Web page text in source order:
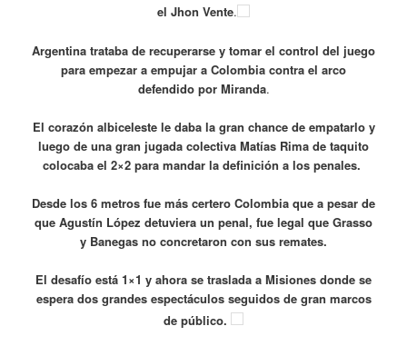
el Jhon Vente.
Argentina trataba de recuperarse y tomar el control del juego
para empezar a empujar a Colombia contra el arco
defendido por Miranda.
El corazón albiceleste le daba la gran chance de empatarlo y
luego de una gran jugada colectiva Matías Rima de taquito
colocaba el 2×2 para mandar la definición a los penales.
Desde los 6 metros fue más certero Colombia que a pesar de
que Agustín López detuviera un penal, fue legal que Grasso
y Banegas no concretaron con sus remates.
El desafío está 1×1 y ahora se traslada a Misiones donde se
espera dos grandes espectáculos seguidos de gran marcos
de público.